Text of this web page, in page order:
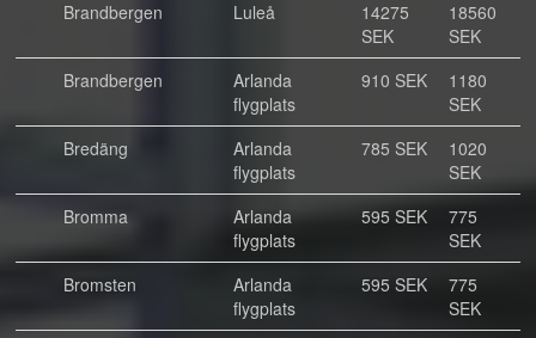
Brandbergen
Luleå
14275
SEK
18560
SEK
Brandbergen
Arlanda
flygplats
910 SEK
1180
SEK
Bredäng
Arlanda
flygplats
785 SEK
1020
SEK
Bromma
Arlanda
flygplats
595 SEK
775
SEK
Bromsten
Arlanda
flygplats
595 SEK
775
SEK